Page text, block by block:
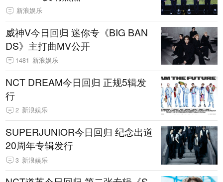
新浪娱乐
威神V今日回归 迷你专《BIG BAN
DS》主打曲MV公开
1481 新浪娱乐
NCT DREAM今日回归 正规5辑发
行
2 新浪娱乐
SUPERJUNIOR今日回归 纪念出道
20周年专辑发行
3 新浪娱乐